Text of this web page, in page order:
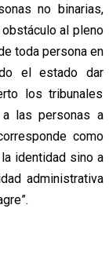
no binarias,
al pleno
toda persona en
el estado dar
los tribunales
las personas a
como
identidad sino a
administrativa